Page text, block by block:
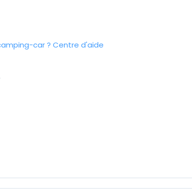
car ? Centre d'aide